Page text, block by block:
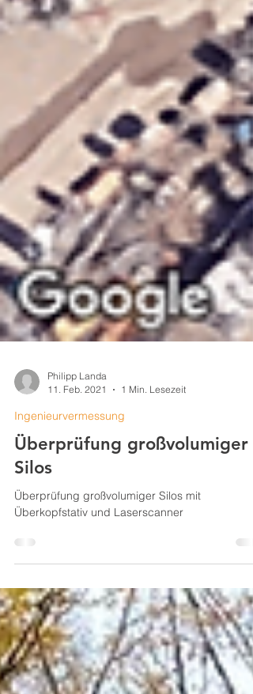
Philipp Landa
11. Feb. 2021
Ingenieurvermessung
Überprüfung großvolumiger
Silos
Überkopfstativ und Laserscanner